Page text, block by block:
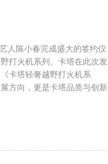
人陈小春完成盛大的签约仪
打火机系列。卡塔在此次发
卡塔轻奢越野打火机系
方向，更是卡塔品质与创新